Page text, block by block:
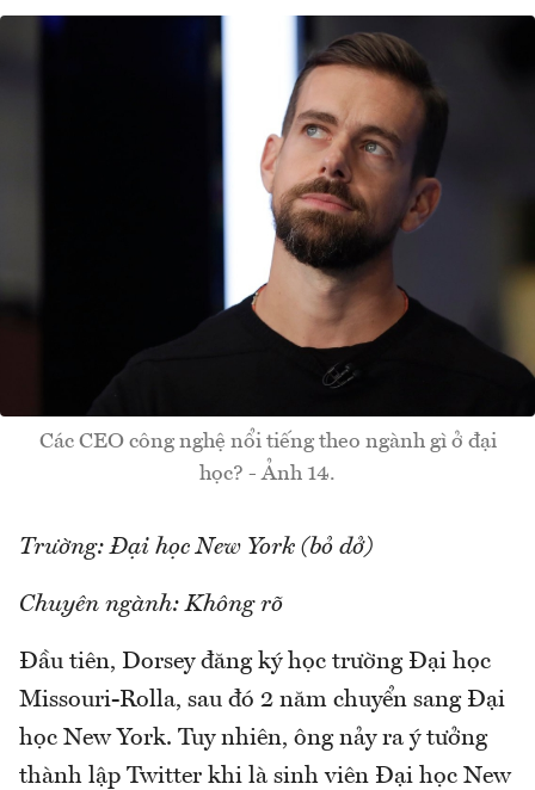
Các CEO công nghệ nổi tiếng theo ngành gì ở đại
học? - Ảnh 14.
Trường: Đại học New York (bỏ dở)
Chuyên ngành: Không rõ
Đầu tiên, Dorsey đăng ký học trường Đại học
Missouri-Rolla, sau đó 2 năm chuyển sang Đại
học New York. Tuy nhiên, ông nảy ra ý tưởng
thành lập Twitter khi là sinh viên Đại học New